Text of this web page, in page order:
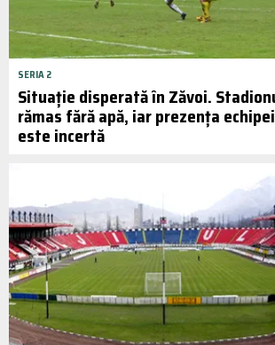
SERIA 2
Situație disperată în Zăvoi.
rămas fără apă, iar prezența
este incertă